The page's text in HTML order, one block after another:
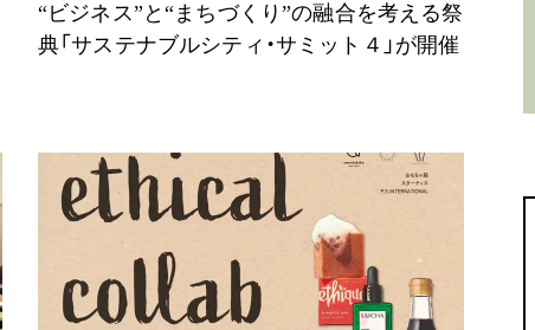
“ビジネス”と“まちづくり”の融合を考える祭
典「サステナブルシティ・サミット４」が開催